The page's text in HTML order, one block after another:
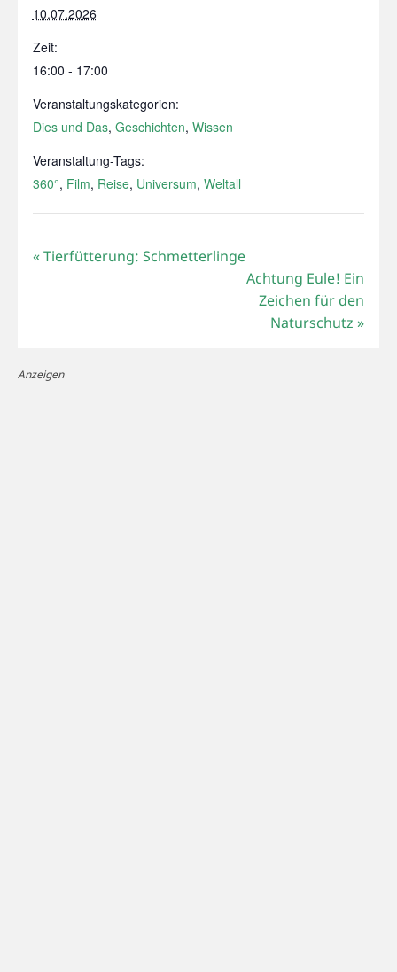
10.07.2026
Zeit:
16:00 - 17:00
Veranstaltungskategorien:
Dies und Das, Geschichten, Wissen
Veranstaltung-Tags:
360°, Film, Reise, Universum, Weltall
«Tierfütterung: Schmetterlinge
Achtung Eule! Ein
Zeichen für den
Naturschutz»
Anzeigen